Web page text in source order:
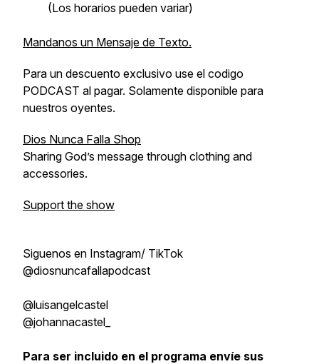
(Los horarios pueden variar)
Mandanos un Mensaje de Texto.
Para un descuento exclusivo use el codigo
PODCAST al pagar. Solamente disponible para
nuestros oyentes.
Dios Nunca Falla Shop
Sharing God’s message through clothing and
accessories.
Support the show
Siguenos en Instagram/ TikTok
@diosnuncafallapodcast
@luisangelcastel
@johannacastel_
Para ser incluido en el programa envíe sus